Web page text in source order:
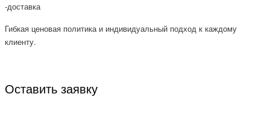
-доставка
Гибкая ценовая политика и индивидуальный подход к каждому
клиенту.
Оставить заявку